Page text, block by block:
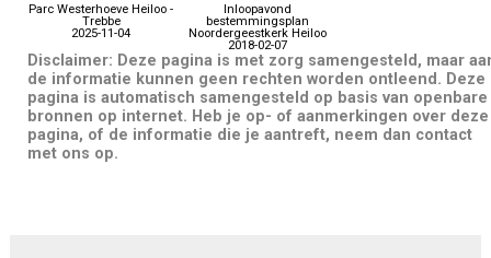
Parc Westerhoeve Heiloo -
Trebbe
2025-11-04
Inloopavond
bestemmingsplan
Noordergeestkerk Heiloo
2018-02-07
Disclaimer: Deze pagina is met zorg samengesteld, maar
de informatie kunnen geen rechten worden ontleend. Deze
pagina is automatisch samengesteld op basis van openbare
bronnen op internet. Heb je op- of aanmerkingen over deze
pagina, of de informatie die je aantreft, neem dan contact
met ons op.